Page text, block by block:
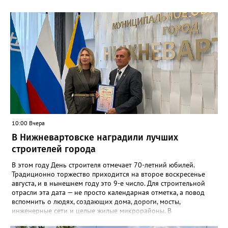
видов зверей, птиц и растений. Встреча с людьми не испугала
медведей — они словно понимали, что пожарные пришли
спасти их родной лес.
10:00 Вчера
В Нижневартовске наградили лучших
строителей города
В этом году День строителя отмечает 70-летний юбилей.
Традиционно торжество приходится на второе воскресенье
августа, и в нынешнем году это 9-е число. Для строительной
отрасли эта дата — не просто календарная отметка, а повод
вспомнить о людях, создающих дома, дороги, мосты,
инженерные сети и целые жилые микрорайоны. В